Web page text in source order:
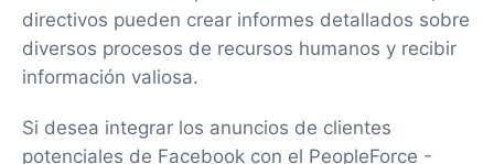
directivos pueden crear informes detallados sobre
diversos procesos de recursos humanos y recibir
información valiosa.
Si desea integrar los anuncios de clientes
potenciales de Facebook con el PeopleForce -